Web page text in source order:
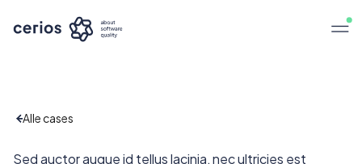
Alle cases
Sed auctor augue id tellus lacinia, nec ultricies est